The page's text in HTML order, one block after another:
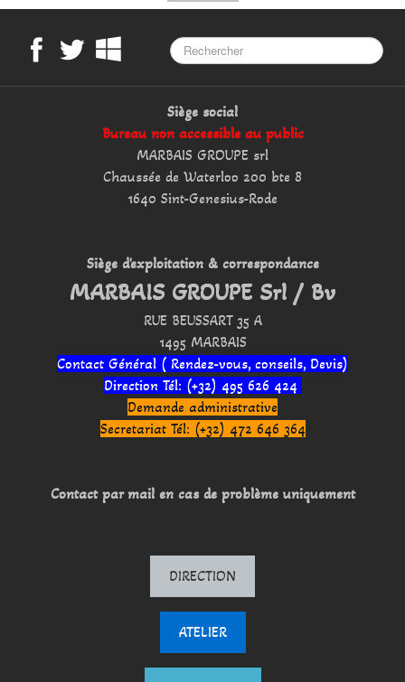
Siège social
Bureau non accessible au public
MARBAIS GROUPE srl
Chaussée de Waterloo 200 bte 8
1640 Sint-Genesius-Rode
Siège d'exploitation & correspondance
MARBAIS GROUPE Srl / Bv
RUE BEUSSART 35 A
1495 MARBAIS
Contact Général ( Rendez-vous, conseils, Devis)
Direction Tél: (+32) 495 626 424
Demande administrative
Secretariat Tél: (+32) 472 646 364
Contact par mail en cas de problème uniquement
DIRECTION
ATELIER